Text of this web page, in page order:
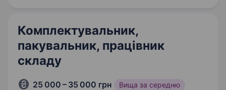
Комплектувальник,
пакувальник, працівник
складу
25 000 – 35 000 грн Вища за середню